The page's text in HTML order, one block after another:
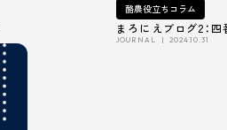
酪農役立ちコラム
まろにえブログ2：
JOURNAL 2024.10.31